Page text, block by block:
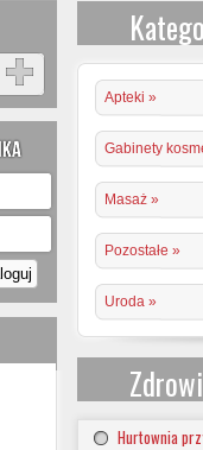
Apteki »
Gabinety
Masaż »
Pozostałe »
Uroda »
Hurtownia